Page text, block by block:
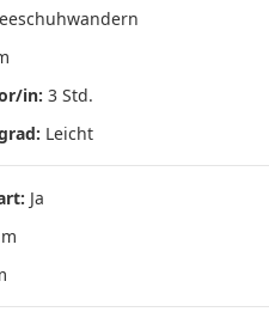
in: 3 Std.
Leicht
Ja